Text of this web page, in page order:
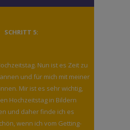
SCHRITT 5:
Nun ist es Zeit zu
und für mich mit meiner
Mir ist es sehr wichtig,
Hochzeitstag in Bildern
und daher finde ich es
wenn ich vom Getting-